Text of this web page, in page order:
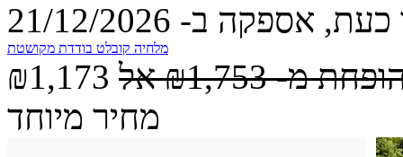
אספקה ב- 21/12/2026
מלחיה קובלט בודדת מקושטת
₪1,173 מ-₪1,753 אל
מחיר מיוחד